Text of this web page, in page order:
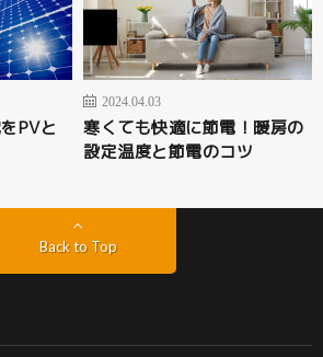
PVと
2024.04.03
寒くても快適に節電！暖房の
設定温度と節電のコツ
Back to Top